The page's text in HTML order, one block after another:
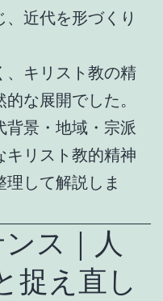
近代を形づくり
、キリスト教の精
な展開でした。
背景・地域・宗派
キリスト教的精神
して解説しま
ス｜人
捉え直し